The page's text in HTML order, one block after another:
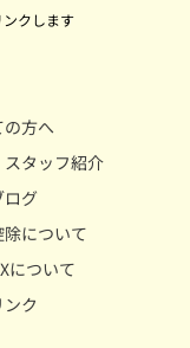
クします
方へ
スタッフ紹介
ログ
除について
について
ク